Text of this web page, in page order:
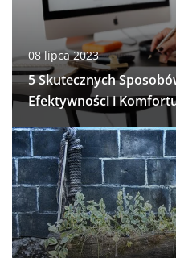
08 lipca 2023
5 Skutecznych
Efektywności i